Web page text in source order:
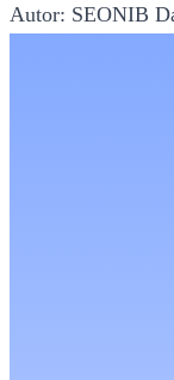
Autor: SEONIB